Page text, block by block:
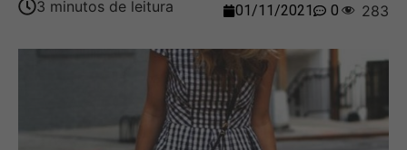
01/11/2021 0 283